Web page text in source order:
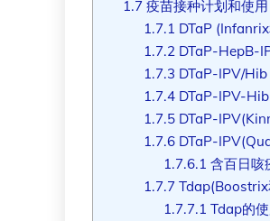
1.7疫苗接种计划和使用
1.7.1 DTaP
1.7.2 DTaP-HepB-
1.7.3 DTaP-IPV/Hib
1.7.4DTaP-IPV-
1.7.5DTaP-
1.7.6DTaP-
1.7.6.1 含百日咳
1.7.7Tdap(Boostrix
1.7.7.1 Tdap的